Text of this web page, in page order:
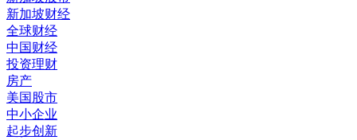
新加坡财经
全球财经
中国财经
投资理财
房产
美国股市
中小企业
起步创新